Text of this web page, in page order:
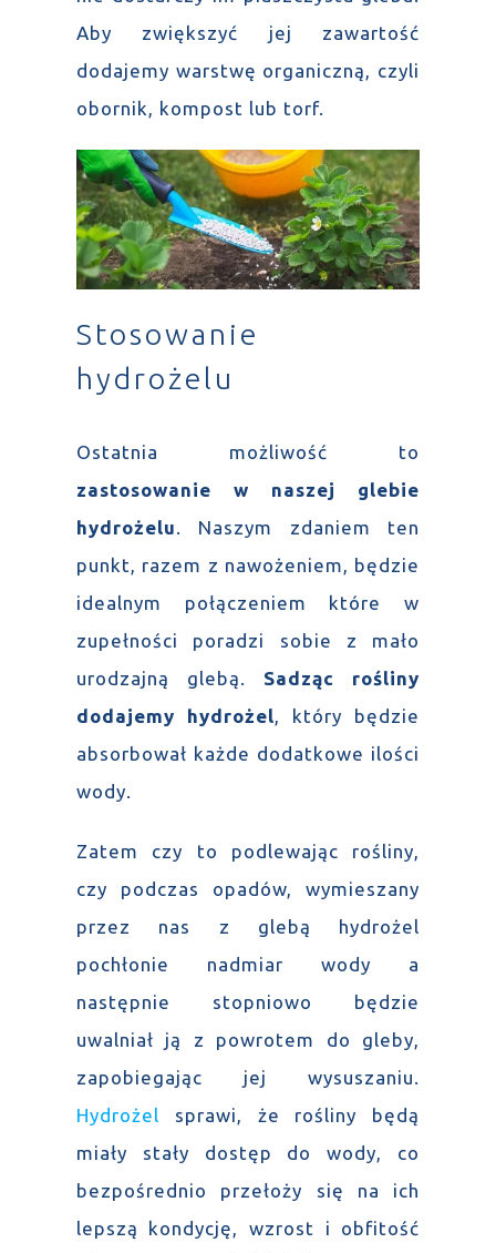
Aby zwiększyć jej zawartość
dodajemy warstwę organiczną, czyli
obornik, kompost lub torf.
Stosowanie
hydrożelu
Ostatnia możliwość to
zastosowanie w naszej glebie
hydrożelu. Naszym zdaniem ten
punkt, razem z nawożeniem, będzie
idealnym połączeniem które w
zupełności poradzi sobie z mało
urodzajną glebą. Sadząc rośliny
dodajemy hydrożel, który będzie
absorbował każde dodatkowe ilości
wody.
Zatem czy to podlewając rośliny,
czy podczas opadów, wymieszany
przez nas z glebą hydrożel
pochłonie nadmiar wody a
następnie stopniowo będzie
uwalniał ją z powrotem do gleby,
zapobiegając jej wysuszaniu.
Hydrożel sprawi, że rośliny będą
miały stały dostęp do wody, co
bezpośrednio przełoży się na ich
lepszą kondycję, wzrost i obfitość